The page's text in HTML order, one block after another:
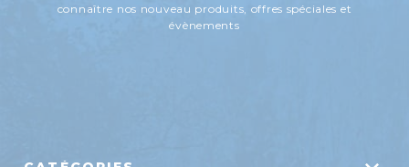
connaître nos nouveau produits, offres spéciales et
évènements